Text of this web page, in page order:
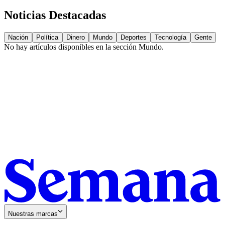
Noticias Destacadas
Nación Política Dinero Mundo Deportes Tecnología Gente
No hay artículos disponibles en la sección Mundo.
Nuestras marcas